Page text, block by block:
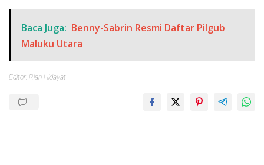
Baca Juga: Benny-Sabrin Resmi Daftar Pilgub
Maluku Utara
Editor: Rian Hidayat